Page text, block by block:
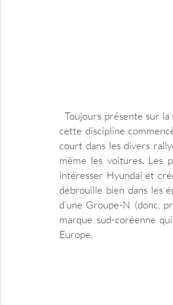
  Toujours présente sur la scène du rallye avec les I20 N WRC et WRC-2, les débuts de Hyundai dans
cette discipline
court dans les divers
même les voitures. Les
intéresser Hyundai et
débrouille bien dans les
d’une Groupe-N (donc,
marque sud-coréenne
Europe.